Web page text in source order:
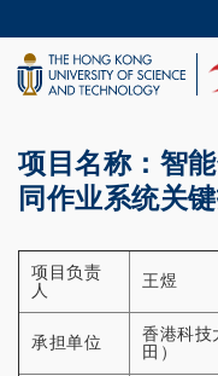
to
main
content
UNIVERSITY NEWS
LIFE@HKUST
项目名称：智
同作业系统关
项目负责
人
王煜
承担单位
香港科技
田）